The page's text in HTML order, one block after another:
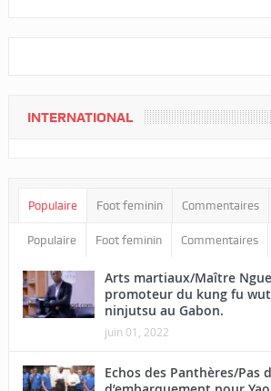
INTERNATIONAL
Populaire Foot feminin Commentaires
Populaire Foot feminin Commentaires
Arts martiaux/Maître
promoteur du kung fu
ninjutsu au Gabon.
juin 01, 2022
Echos des Panthères/Pas